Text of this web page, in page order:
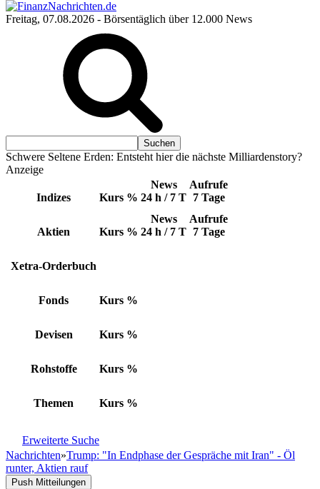
Freitag, 07.08.2026 - Börsentäglich über 12.000 News
Schwere Seltene Erden: Entsteht hier die nächste Milliardenstory?
Anzeige
Indizes Kurs %
News
24 h / 7 T
Aufrufe
7 Tage
Aktien Kurs %
News
24 h / 7 T
Aufrufe
7 Tage
Xetra-Orderbuch
Fonds Kurs %
Devisen Kurs %
Rohstoffe Kurs %
Themen Kurs %
Erweiterte Suche
Nachrichten»Trump: "In Endphase der Gespräche mit Iran" - Öl
runter, Aktien rauf
Push Mitteilungen